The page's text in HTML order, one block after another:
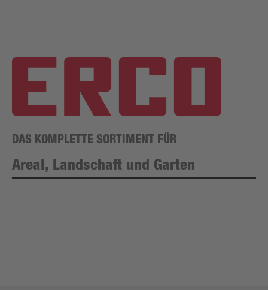
DAS KOMPLETTE SORTIMENT FÜR
Areal, Landschaft und Garten